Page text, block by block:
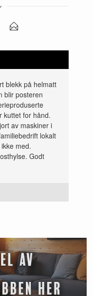
blekk på helmatt
blir posteren
kuttet for hånd.
av maskiner i
lokalt
med.
Godt